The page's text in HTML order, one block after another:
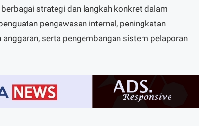
strategi dan langkah konkret dalam
pengawasan internal, peningkatan
serta pengembangan sistem pelaporan